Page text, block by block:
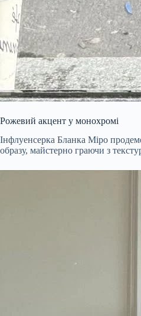
Рожевий акцент у монохромі
Інфлуенсерка Бланка Міро
образу, майстерно граючи з